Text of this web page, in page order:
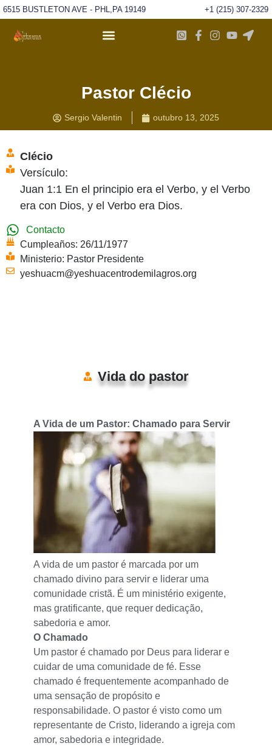
6515 BUSTLETON AVE - PHL,PA 19149 +1 (215) 307-2329
Pastor Clécio
Sergio Valentin outubro 13, 2025
Clécio
Versículo:
Juan 1:1 En el principio era el Verbo, y el Verbo
era con Dios, y el Verbo era Dios.
Contacto
Cumpleaños: 26/11/1977
Ministerio: Pastor Presidente
yeshuacm@yeshuacentrodemilagros.org
Vida do pastor
A Vida de um Pastor: Chamado para Servir
A vida de um pastor é marcada por um
chamado divino para servir e liderar uma
comunidade cristã. É um ministério exigente,
mas gratificante, que requer dedicação,
sabedoria e amor.
O Chamado
Um pastor é chamado por Deus para liderar e
cuidar de uma comunidade de fé. Esse
chamado é frequentemente acompanhado de
uma sensação de propósito e
responsabilidade. O pastor é visto como um
representante de Cristo, liderando a igreja com
amor, sabedoria e integridade.